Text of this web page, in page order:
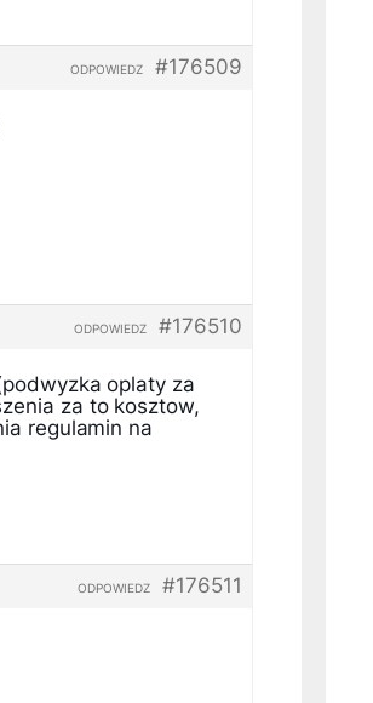
#176509
ODPOWIEDZ
#176510
ODPOWIEDZ
oplaty za
za to kosztow,
regulamin na
#176511
ODPOWIEDZ